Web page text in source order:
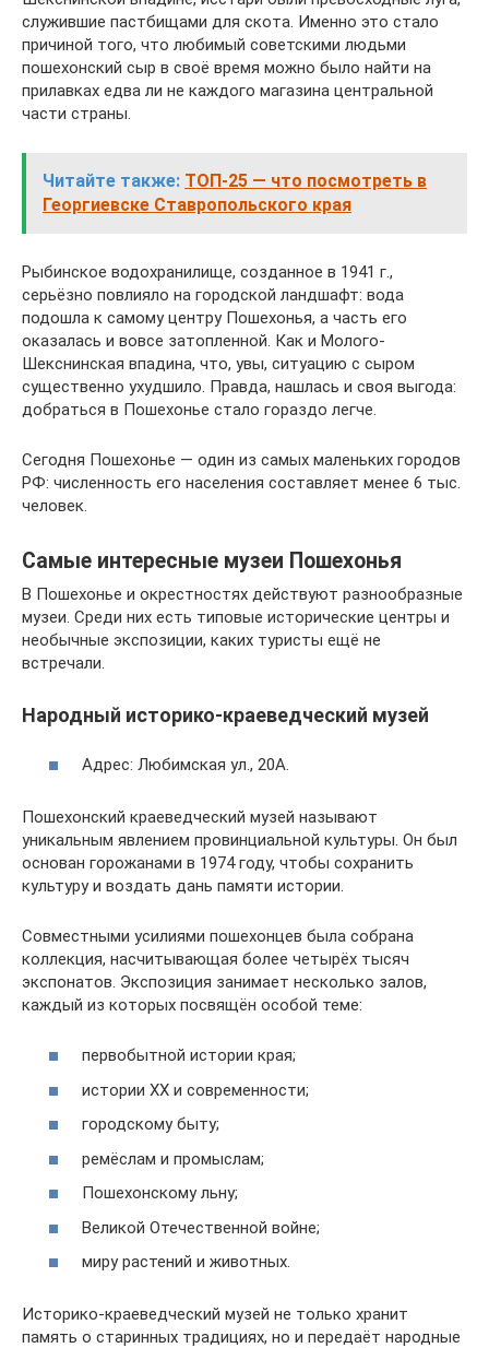
служившие пастбищами для скота. Именно это стало
причиной того, что любимый советскими людьми
пошехонский сыр в своё время можно было найти на
прилавках едва ли не каждого магазина центральной
части страны.
Читайте также: ТОП-25 — что посмотреть в
Георгиевске Ставропольского края
Рыбинское водохранилище, созданное в 1941 г.,
серьёзно повлияло на городской ландшафт: вода
подошла к самому центру Пошехонья, а часть его
оказалась и вовсе затопленной. Как и Молого-
Шекснинская впадина, что, увы, ситуацию с сыром
существенно ухудшило. Правда, нашлась и своя выгода:
добраться в Пошехонье стало гораздо легче.
Сегодня Пошехонье — один из самых маленьких городов
РФ: численность его населения составляет менее 6 тыс.
человек.
Самые интересные музеи Пошехонья
В Пошехонье и окрестностях действуют разнообразные
музеи. Среди них есть типовые исторические центры и
необычные экспозиции, каких туристы ещё не
встречали.
Народный историко-краеведческий музей
Адрес: Любимская ул., 20А.
Пошехонский краеведческий музей называют
уникальным явлением провинциальной культуры. Он был
основан горожанами в 1974 году, чтобы сохранить
культуру и воздать дань памяти истории.
Совместными усилиями пошехонцев была собрана
коллекция, насчитывающая более четырёх тысяч
экспонатов. Экспозиция занимает несколько залов,
каждый из которых посвящён особой теме:
первобытной истории края;
истории XX и современности;
городскому быту;
ремёслам и промыслам;
Пошехонскому льну;
Великой Отечественной войне;
миру растений и животных.
Историко-краеведческий музей не только хранит
память о старинных традициях, но и передаёт народные